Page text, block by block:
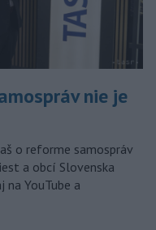
nie je
o reforme samospráv
a obcí Slovenska
na YouTube a